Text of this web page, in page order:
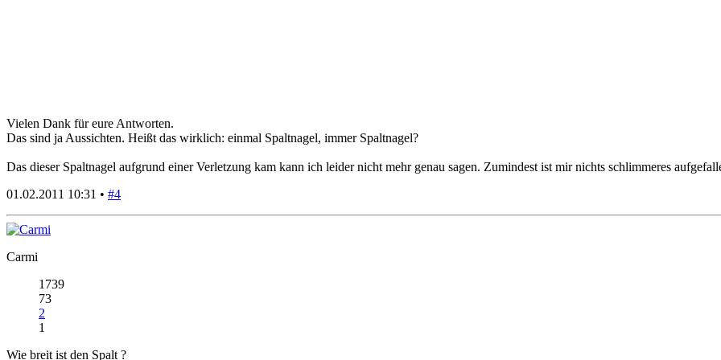
Vielen Dank für eure Antworten.
Das sind ja Aussichten. Heißt das wirklich: einmal Spaltnagel, immer Spaltnagel?
Das dieser Spaltnagel aufgrund einer Verletzung kam kann ich leider nicht mehr genau sagen. Zumindest ist mir nichts schlimmeres
01.02.2011 10:31 • #4
Carmi
1739
73
2
1
Wie breit ist den Spalt ?